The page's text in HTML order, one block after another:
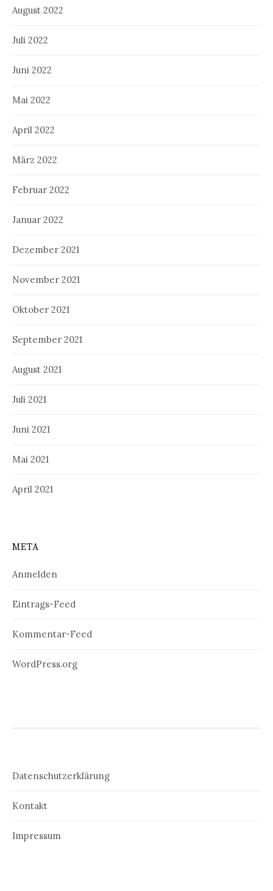
August 2022
Juli 2022
Juni 2022
Mai 2022
April 2022
März 2022
Februar 2022
Januar 2022
Dezember 2021
November 2021
Oktober 2021
September 2021
August 2021
Juli 2021
Juni 2021
Mai 2021
April 2021
META
Anmelden
Eintrags-Feed
Kommentar-Feed
WordPress.org
Datenschutzerklärung
Kontakt
Impressum